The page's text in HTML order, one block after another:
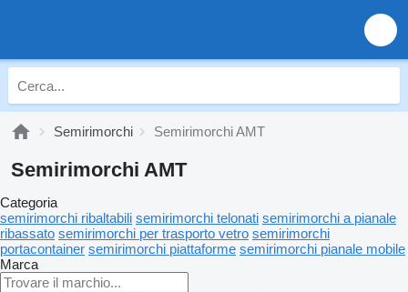
Semirimorchi Semirimorchi AMT
Semirimorchi AMT
Categoria
semirimorchi ribaltabili semirimorchi telonati semirimorchi a pianale
ribassato semirimorchi per trasporto vetro semirimorchi
portacontainer semirimorchi piattaforme semirimorchi pianale mobile
Marca